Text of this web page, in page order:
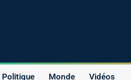
Politique Monde Vidéos